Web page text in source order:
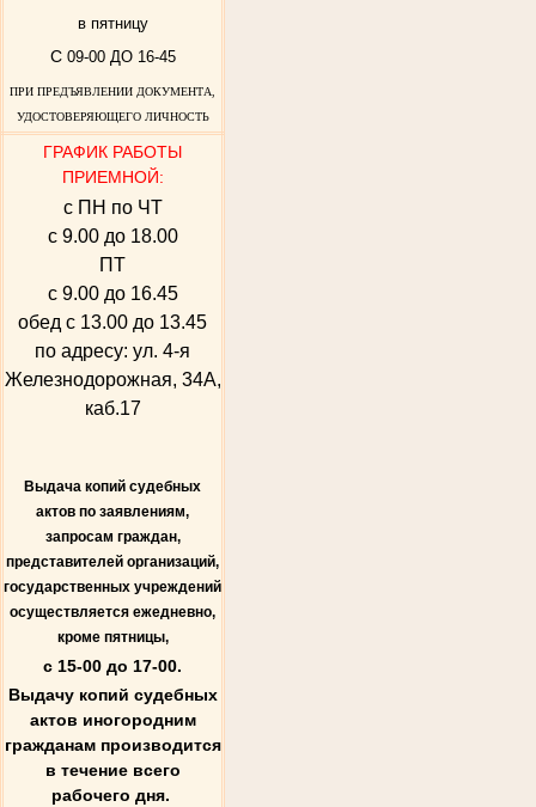
в пятницу
С09-00 ДО 16-45
ПРИ ПРЕДЪЯВЛЕНИИ ДОКУМЕНТА,
УДОСТОВЕРЯЮЩЕГО ЛИЧНОСТЬ
ГРАФИК РАБОТЫ
ПРИЕМНОЙ:
с ПН по ЧТ
с 9.00 до 18.00
ПТ
с 9.00 до 16.45
обед с 13.00 до 13.45
по адресу: ул. 4-я
Железнодорожная, 34А,
каб.17
Выдача копий судебных
актов по заявлениям,
запросам граждан,
представителей организаций,
государственных учреждений
осуществляется ежедневно,
кроме пятницы,
с 15-00 до 17-00.
Выдачу копий судебных
актов иногородним
гражданам производится
в течение всего
рабочего дня.